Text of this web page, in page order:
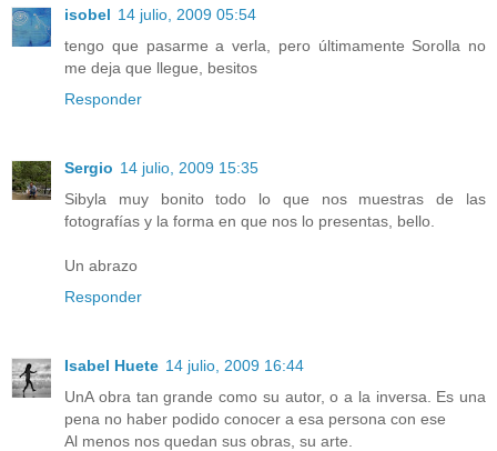
isobel 14 julio, 2009 05:54
tengo que pasarme a verla, pero últimamente Sorolla no
me deja que llegue, besitos
Responder
Sergio 14 julio, 2009 15:35
Sibyla muy bonito todo lo que nos muestras de las
fotografías y la forma en que nos lo presentas, bello.
Un abrazo
Responder
Isabel Huete 14 julio, 2009 16:44
UnA obra tan grande como su autor, o a la inversa. Es una
pena no haber podido conocer a esa persona con ese
Al menos nos quedan sus obras, su arte.